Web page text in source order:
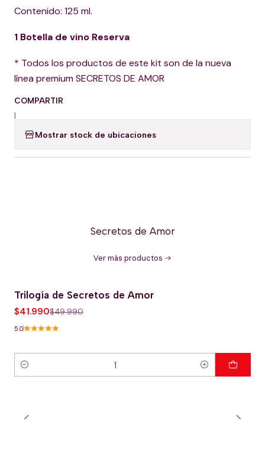
Contenido: 125 ml.
1 Botella de vino Reserva
* Todos los productos de este kit son de la nueva
línea premium SECRETOS DE AMOR
COMPARTIR
|
Mostrar stock de ubicaciones
Secretos de Amor
Ver más productos
-16% OFERTA HOT
Trilogía de Secretos de Amor
$41.990$49.990
5.0
Cantidad